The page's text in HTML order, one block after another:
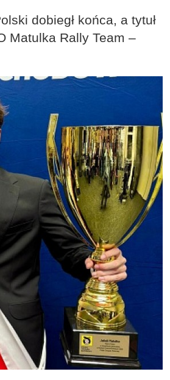
dobiegł końca, a tytuł
Matulka Rally Team –